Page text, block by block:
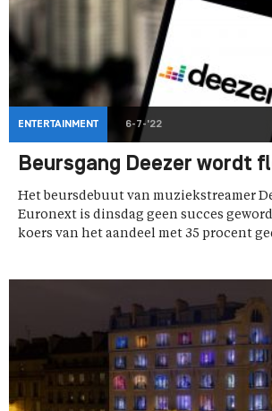
ENTERTAINMENT 6-7-'22
Beursgang Deezer wordt
Het beursdebuut van muziekstreamer
Euronext is dinsdag geen succes
koers van het aandeel met 35 procent